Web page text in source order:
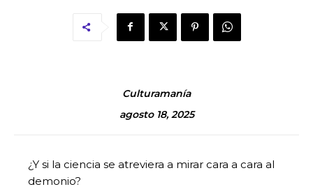
Culturamanía
agosto 18, 2025
¿Y si la ciencia se atreviera a mirar cara a cara al
demonio?